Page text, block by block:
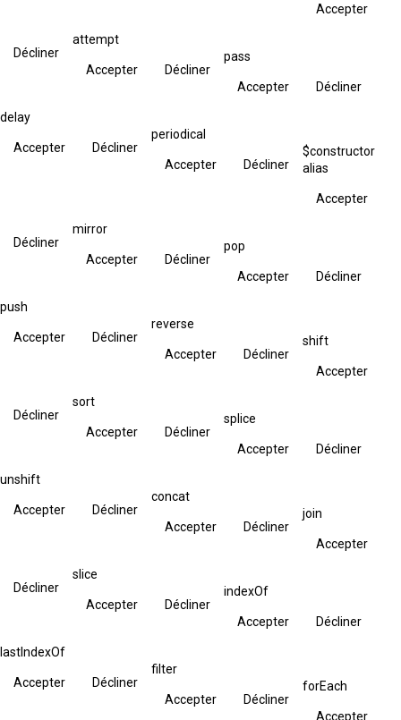
Accepter
Décliner
attempt
Accepter Décliner
pass
Accepter Décliner
delay
Accepter Décliner
periodical
Accepter Décliner
$constructor
alias
Accepter
Décliner
mirror
Accepter Décliner
pop
Accepter Décliner
push
Accepter Décliner
reverse
Accepter Décliner
shift
Accepter
Décliner
sort
Accepter Décliner
splice
Accepter Décliner
unshift
Accepter Décliner
concat
Accepter Décliner
join
Accepter
Décliner
slice
Accepter Décliner
indexOf
Accepter Décliner
lastIndexOf
Accepter Décliner
filter
Accepter Décliner
forEach
Accepter